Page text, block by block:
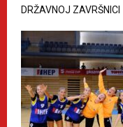
DRŽAVNOJ ZAVRŠNICI